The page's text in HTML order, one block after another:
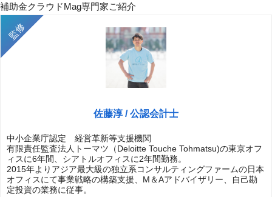
補助金クラウドMag専門家ご紹介
佐藤淳 / 公認会計士
中小企業庁認定 経営革新等支援機関
有限責任監査法人トーマツ（Deloitte Touche Tohmatsu)の東京オフ
ィスに6年間、シアトルオフィスに2年間勤務。
2015年よりアジア最大級の独立系コンサルティングファームの日本
オフィスにて事業戦略の構築支援、M＆Aアドバイザリー、自己勘
定投資の業務に従事。